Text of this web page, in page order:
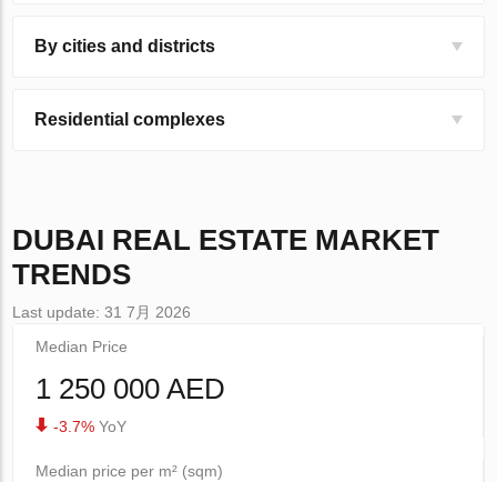
By cities and districts
Residential complexes
DUBAI REAL ESTATE MARKET
TRENDS
Last update: 31 7月 2026
Median Price
1 250 000 AED
-3.7% YoY
Median price per m² (sqm)